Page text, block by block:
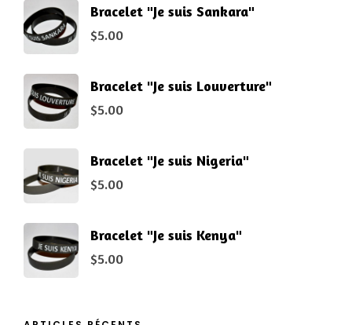
Bracelet "Je suis Sankara"
$5.00
Bracelet "Je suis Louverture"
$5.00
Bracelet "Je suis Nigeria"
$5.00
Bracelet "Je suis Kenya"
$5.00